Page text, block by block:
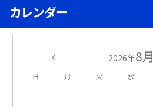
カレンダー
2026年8月
日 月 火 水